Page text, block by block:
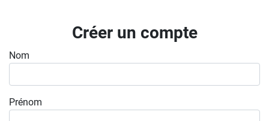
Publiez une offre d'emploi
Créer un compte
Nom
Prénom